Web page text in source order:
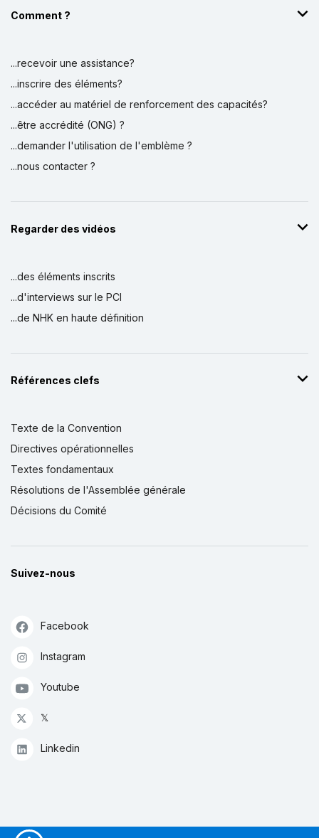
Comment ?
...recevoir une assistance?
...inscrire des éléments?
...accéder au matériel de renforcement des capacités?
...être accrédité (ONG) ?
...demander l'utilisation de l'emblème ?
...nous contacter ?
Regarder des vidéos
...des éléments inscrits
...d'interviews sur le PCI
...de NHK en haute définition
Références clefs
Texte de la Convention
Directives opérationnelles
Textes fondamentaux
Résolutions de l'Assemblée générale
Décisions du Comité
Suivez-nous
Facebook
Instagram
Youtube
𝕏
Linkedin